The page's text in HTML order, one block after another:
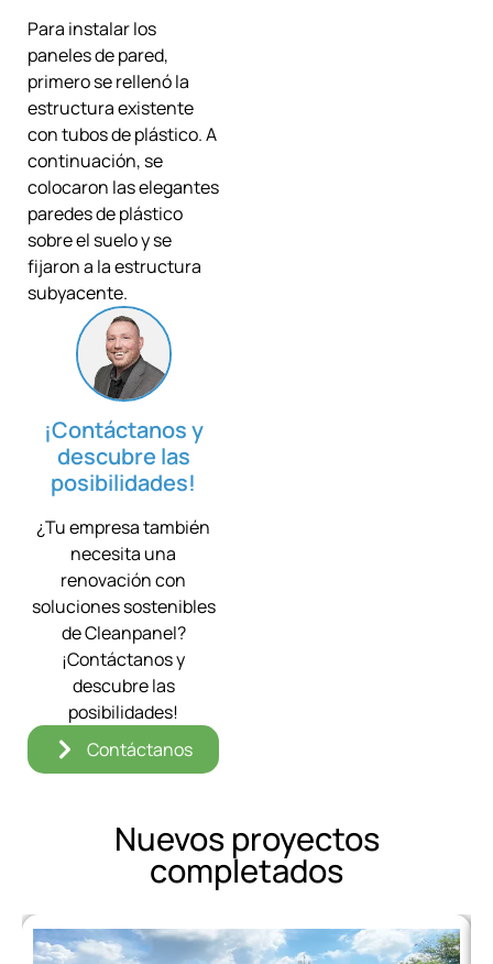
Para instalar los
paneles de pared,
primero se rellenó la
estructura existente
con tubos de plástico. A
continuación, se
colocaron las elegantes
paredes de plástico
sobre el suelo y se
fijaron a la estructura
subyacente.
¡Contáctanos y
descubre las
posibilidades!
¿Tu empresa también
necesita una
renovación con
soluciones sostenibles
de Cleanpanel?
¡Contáctanos y
descubre las
posibilidades!
Contáctanos
Nuevos proyectos
completados